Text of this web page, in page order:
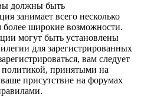
должны быть
занимает всего несколько
более широкие возможности.
могут быть установлены
для зарегистрированных
вам следует
политикой, принятыми на
присутствие на форумах